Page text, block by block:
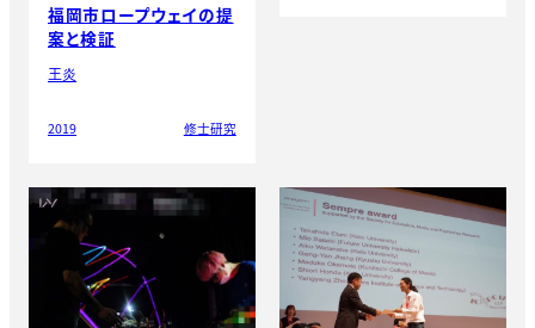
福岡市ロープウェイの提
案と検証
王炎
2019 修士研究